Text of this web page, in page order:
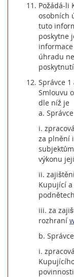
Požádá-li
osobních
tuto
poskytne
úhradu
Správce
Smlouvu
dle níž je
a.
i.
za plnění
výkonu
ii.
Kupující
iii. za
rozhraní
b.
i.